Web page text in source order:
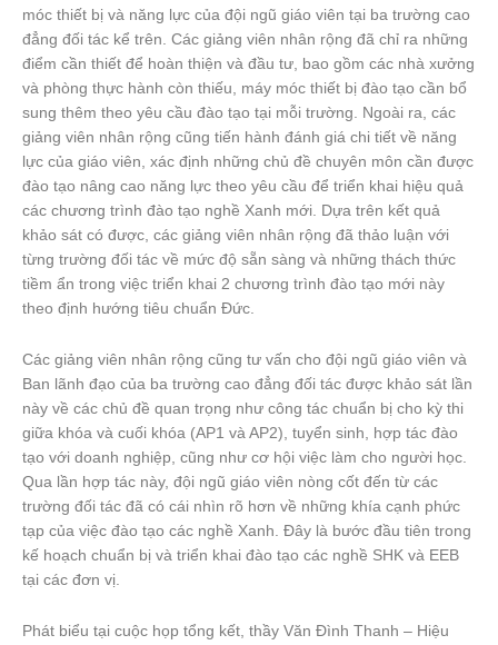
móc thiết bị và năng lực của đội ngũ giáo viên tại ba trường cao
đẳng đối tác kể trên. Các giảng viên nhân rộng đã chỉ ra những
điểm cần thiết để hoàn thiện và đầu tư, bao gồm các nhà xưởng
và phòng thực hành còn thiếu, máy móc thiết bị đào tạo cần bổ
sung thêm theo yêu cầu đào tạo tại mỗi trường. Ngoài ra, các
giảng viên nhân rộng cũng tiến hành đánh giá chi tiết về năng
lực của giáo viên, xác định những chủ đề chuyên môn cần được
đào tạo nâng cao năng lực theo yêu cầu để triển khai hiệu quả
các chương trình đào tạo nghề Xanh mới. Dựa trên kết quả
khảo sát có được, các giảng viên nhân rộng đã thảo luận với
từng trường đối tác về mức độ sẵn sàng và những thách thức
tiềm ẩn trong việc triển khai 2 chương trình đào tạo mới này
theo định hướng tiêu chuẩn Đức.
Các giảng viên nhân rộng cũng tư vấn cho đội ngũ giáo viên và
Ban lãnh đạo của ba trường cao đẳng đối tác được khảo sát lần
này về các chủ đề quan trọng như công tác chuẩn bị cho kỳ thi
giữa khóa và cuối khóa (AP1 và AP2), tuyển sinh, hợp tác đào
tạo với doanh nghiệp, cũng như cơ hội việc làm cho người học.
Qua lần hợp tác này, đội ngũ giáo viên nòng cốt đến từ các
trường đối tác đã có cái nhìn rõ hơn về những khía cạnh phức
tạp của việc đào tạo các nghề Xanh. Đây là bước đầu tiên trong
kế hoạch chuẩn bị và triển khai đào tạo các nghề SHK và EEB
tại các đơn vị.
Phát biểu tại cuộc họp tổng kết, thầy Văn Đình Thanh – Hiệu